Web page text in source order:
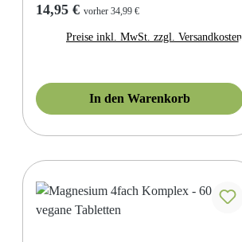
Regulärer Preis:
14,95 € vorher 34,99 €
Preise inkl. MwSt. zzgl. Versandkosten
In den Warenkorb